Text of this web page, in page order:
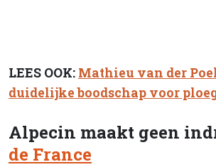
LEES OOK: Mathieu van der
duidelijke boodschap voor
Alpecin maakt geen
de France